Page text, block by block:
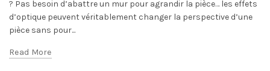
? Pas besoin d’abattre un mur pour agrandir la pièce… les effets
d’optique peuvent véritablement changer la perspective d’une
pièce sans pour...
Read More